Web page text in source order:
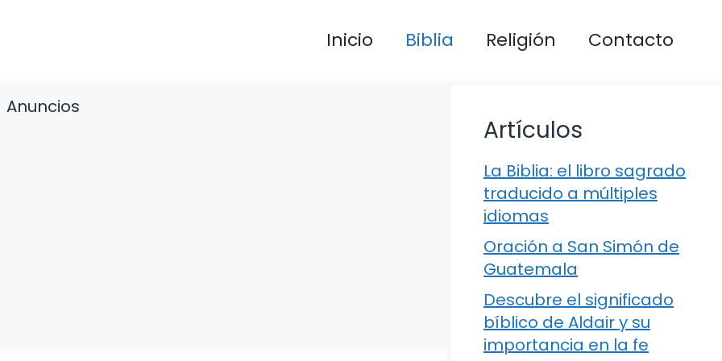
Inicio Biblia Religión Contacto
Anuncios
Artículos
La Biblia: el libro sagrado
traducido a múltiples
idiomas
Oración a San Simón de
Guatemala
Descubre el significado
bíblico de Aldair y su
importancia en la fe